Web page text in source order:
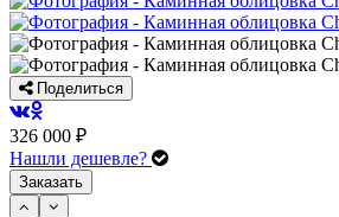
Поделиться
326 000 ₽
Нашли дешевле?
Заказать